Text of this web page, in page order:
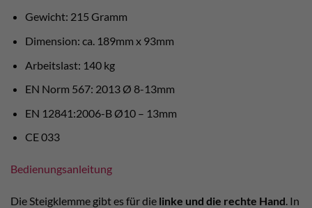
Gewicht: 215 Gramm
Dimension: ca. 189mm x 93mm
Arbeitslast: 140 kg
EN Norm 567: 2013 Ø 8-13mm
EN 12841:2006-B Ø10 – 13mm
CE 033
Bedienungsanleitung
Die Steigklemme gibt es für die linke und die rechte Hand. In